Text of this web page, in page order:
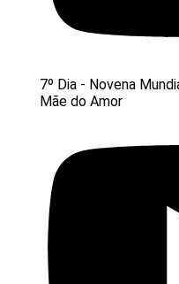
7º Dia - Novena
Mãe do Amor